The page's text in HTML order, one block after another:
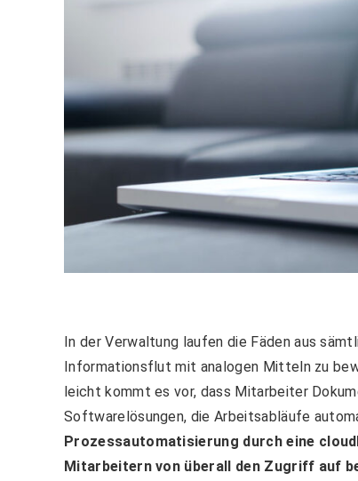
In der Verwaltung laufen die Fäden aus
Informationsflut mit analogen Mitteln zu
leicht kommt es vor, dass Mitarbeiter
Softwarelösungen, die Arbeitsabläufe
Prozessautomatisierung durch eine
Mitarbeitern von überall den Zugriff auf